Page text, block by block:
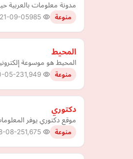
مدونة معلومات بالعربية
منوعة 09-05
المحيط
المحيط هو موسوعة إلكترونية عربية متكاملة أنشئت في عام 2020 تحتوي على
منوعة 05-23
دكتوري
موقع دكتوري يوفر
منوعة 08-25